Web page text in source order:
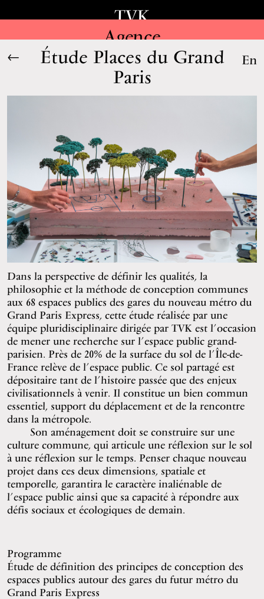
En
TVK
Agence
←
Étude Places du Grand
Paris
Dans la perspective de définir les qualités, la
philosophie et la méthode de conception communes
aux 68 espaces publics des gares du nouveau métro du
Grand Paris Express, cette étude réalisée par une
équipe pluridisciplinaire dirigée par TVK est l’occasion
de mener une recherche sur l’espace public grand-
parisien. Près de 20% de la surface du sol de l’Île-de-
France relève de l’espace public. Ce sol partagé est
dépositaire tant de l’histoire passée que des enjeux
civilisationnels à venir. Il constitue un bien commun
essentiel, support du déplacement et de la rencontre
dans la métropole.
Son aménagement doit se construire sur une
culture commune, qui articule une réflexion sur le sol
à une réflexion sur le temps. Penser chaque nouveau
projet dans ces deux dimensions, spatiale et
temporelle, garantira le caractère inaliénable de
l’espace public ainsi que sa capacité à répondre aux
défis sociaux et écologiques de demain.
Programme
Étude de définition des principes de conception des
espaces publics autour des gares du futur métro du
Grand Paris Express